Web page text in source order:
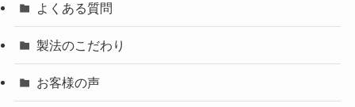
よくある質問
製法のこだわり
お客様の声